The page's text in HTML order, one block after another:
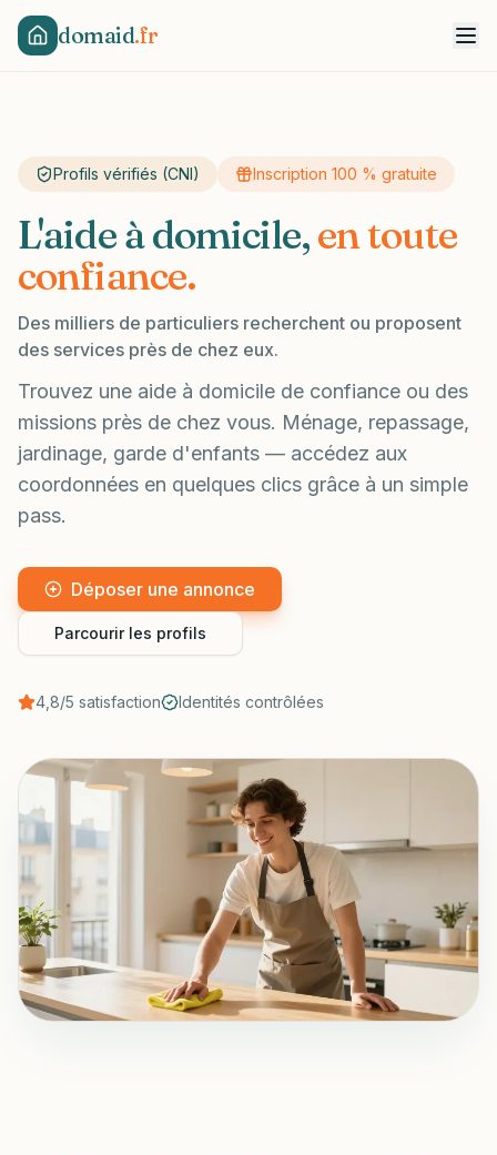
domaid.fr
Profils vérifiés (CNI) Inscription 100 % gratuite
L'aide à domicile,en toute
confiance.
Des milliers de particuliers recherchent ou proposent
des services près de chez eux.
Trouvez une aide à domicile de confiance ou des
missions près de chez vous. Ménage, repassage,
jardinage, garde d'enfants — accédez aux
coordonnées en quelques clics grâce à un simple
pass.
Déposer une annonce
Parcourir les profils
4,8/5 satisfaction Identités contrôlées